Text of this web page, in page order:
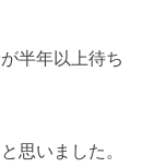
半年以上待ち
思いました。